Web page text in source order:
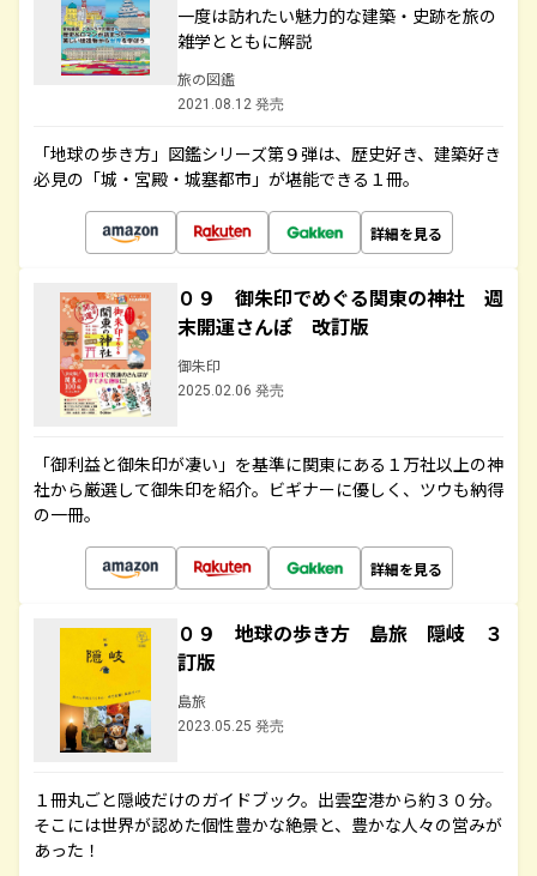
一度は訪れたい魅力的な建築・史跡を旅の
雑学とともに解説
旅の図鑑
2021.08.12 発売
「地球の歩き方」図鑑シリーズ第９弾は、歴史好き、建築好き
必見の「城・宮殿・城塞都市」が堪能できる１冊。
詳細を見る
０９ 御朱印でめぐる関東の神社 週
末開運さんぽ 改訂版
御朱印
2025.02.06 発売
「御利益と御朱印が凄い」を基準に関東にある１万社以上の神
社から厳選して御朱印を紹介。ビギナーに優しく、ツウも納得
の一冊。
詳細を見る
０９ 地球の歩き方 島旅 隠岐 ３
訂版
島旅
2023.05.25 発売
１冊丸ごと隠岐だけのガイドブック。出雲空港から約３０分。
そこには世界が認めた個性豊かな絶景と、豊かな人々の営みが
あった！